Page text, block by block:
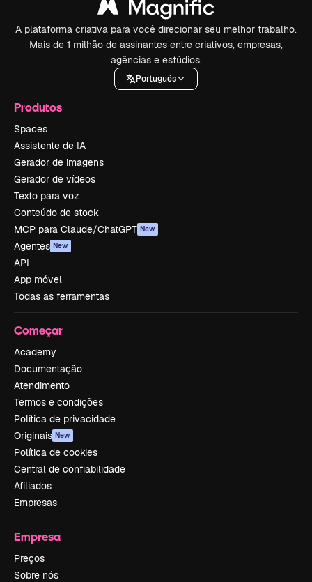
A plataforma criativa para você direcionar seu melhor trabalho.
Mais de 1 milhão de assinantes entre criativos, empresas,
agências e estúdios.
Português
Produtos
Spaces
Assistente de IA
Gerador de imagens
Gerador de vídeos
Texto para voz
Conteúdo de stock
MCP para Claude/ChatGPT New
Agentes New
API
App móvel
Todas as ferramentas
Começar
Academy
Documentação
Atendimento
Termos e condições
Política de privacidade
Originais New
Política de cookies
Central de confiabilidade
Afiliados
Empresas
Empresa
Preços
Sobre nós